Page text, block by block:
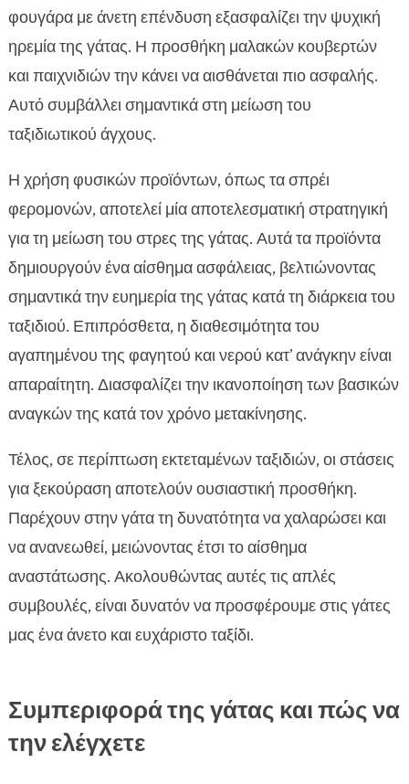
φουγάρα με άνετη επένδυση εξασφαλίζει την ψυχική
ηρεμία της γάτας. Η προσθήκη μαλακών κουβερτών
και παιχνιδιών την κάνει να αισθάνεται πιο ασφαλής.
Αυτό συμβάλλει σημαντικά στη μείωση του
ταξιδιωτικού άγχους.
Η χρήση φυσικών προϊόντων, όπως τα σπρέι
φερομονών, αποτελεί μία αποτελεσματική στρατηγική
για τη μείωση του στρες της γάτας. Αυτά τα προϊόντα
δημιουργούν ένα αίσθημα ασφάλειας, βελτιώνοντας
σημαντικά την ευημερία της γάτας κατά τη διάρκεια του
ταξιδιού. Επιπρόσθετα, η διαθεσιμότητα του
αγαπημένου της φαγητού και νερού κατ’ ανάγκην είναι
απαραίτητη. Διασφαλίζει την ικανοποίηση των βασικών
αναγκών της κατά τον χρόνο μετακίνησης.
Τέλος, σε περίπτωση εκτεταμένων ταξιδιών, οι στάσεις
για ξεκούραση αποτελούν ουσιαστική προσθήκη.
Παρέχουν στην γάτα τη δυνατότητα να χαλαρώσει και
να ανανεωθεί, μειώνοντας έτσι το αίσθημα
αναστάτωσης. Ακολουθώντας αυτές τις απλές
συμβουλές, είναι δυνατόν να προσφέρουμε στις γάτες
μας ένα άνετο και ευχάριστο ταξίδι.
Συμπεριφορά της γάτας και πώς να
την ελέγχετε